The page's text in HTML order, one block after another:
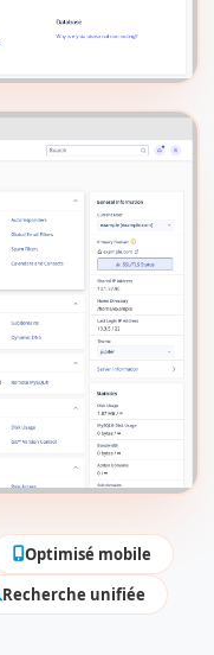
Optimisé mobile
Recherche unifiée